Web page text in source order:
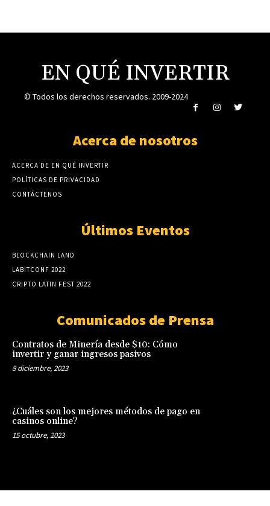
EN QUÉ INVERTIR
© Todos los derechos reservados. 2009-2024
Acerca de nosotros
ACERCA DE EN QUÉ INVERTIR
POLÍTICAS DE PRIVACIDAD
CONTÁCTENOS
Últimos Eventos
BLOCKCHAIN LAND
LABITCONF 2022
CRIPTO LATIN FEST 2022
Comunicados de Prensa
Contratos de Minería desde $10: Cómo
invertir y ganar ingresos pasivos
8 diciembre, 2023
¿Cuáles son los mejores métodos de pago en
casinos online?
15 octubre, 2023